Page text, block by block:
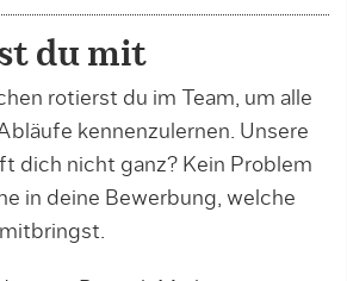
du mit
rotierst du im Team, um alle
kennenzulernen. Unsere
dich nicht ganz? Kein Problem
in deine Bewerbung, welche